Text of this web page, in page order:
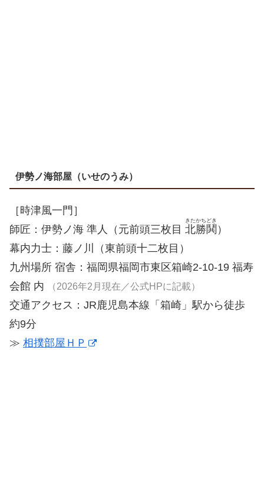
伊勢ノ海部屋（いせのうみ）
［時津風一門］
師匠：伊勢ノ海 準人（元前頭三枚目 北勝鬨
きたかちどき
）
幕内力士：藤ノ川（東前頭十二枚目）
九州場所 宿舎：福岡県福岡市東区箱崎2-10-19 福寿
会館 内
（2026年2月現在／公式HPに記載）
交通アクセス：JR鹿児島本線「箱崎」駅から徒歩
約9分
≫ 相撲部屋ＨＰ